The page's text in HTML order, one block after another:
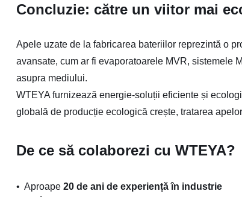
Concluzie: către un viitor mai
Apele uzate de la fabricarea bateriilor reprezintă o
avansate, cum ar fi evaporatoarele MVR, sistemele
asupra mediului.
WTEYA furnizează energie-soluții eficiente și
globală de producție ecologică crește, tratarea
De ce să colaborezi cu WTEYA?
• Aproape 20 de ani de experiență în industrie